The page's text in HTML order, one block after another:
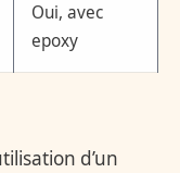
Oui, avec
epoxy
d’un